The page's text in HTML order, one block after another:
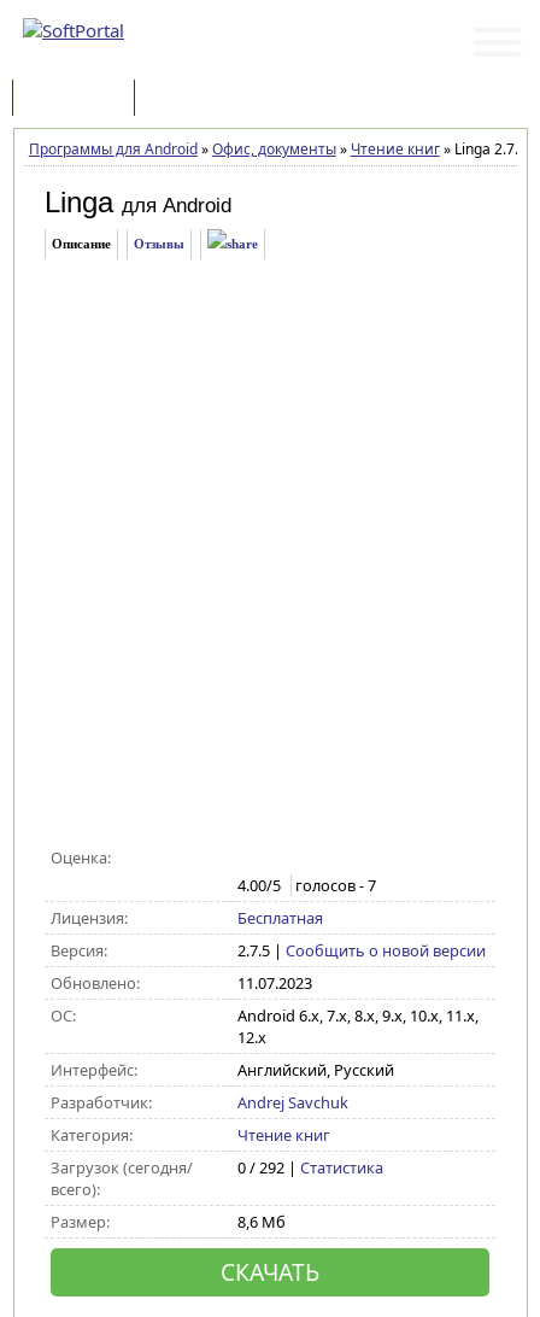
Программы для Android»Офис, документы» Чтение книг»Linga 2.7.5
Linga для Android
Описание Отзывы
Оценка:
4.00/5 голосов -7
Лицензия:
Бесплатная
Версия:
2.7.5| Сообщить о новой версии
Обновлено:
11.07.2023
ОС:
Android 6.x, 7.x, 8.x, 9.x, 10.x, 11.x,
12.x
Интерфейс:
Английский, Русский
Разработчик:
Andrej Savchuk
Категория:
Чтение книг
Загрузок (сегодня/
всего):
0 / 292 | Статистика
Размер: 8,6 Мб
СКАЧАТЬ